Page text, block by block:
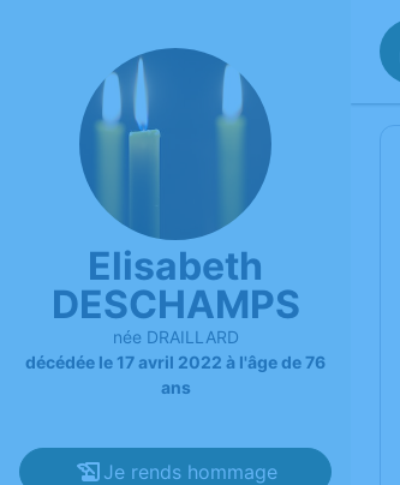
Elisabeth
DESCHAMPS
née DRAILLARD
décédée le 17 avril 2022 à l'âge de 76
ans
Je rends hommage